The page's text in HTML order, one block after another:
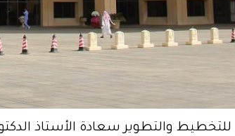
للتخطيط والتطوير سعادة الأستاذ